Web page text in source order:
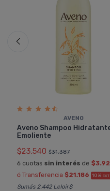
AVENO
Aveno Shampoo
Emoliente
$23.540 $31.387
6 cuotas sin interés de
ó Transferencia $21.186 10%
Sumás 2.442 Leloir$